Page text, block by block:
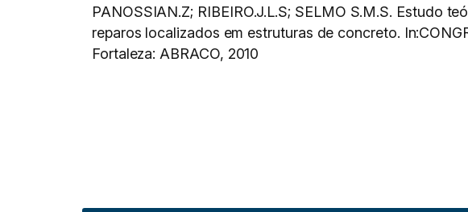
PANOSSIAN.Z; RIBEIRO.J.L.S; SELMO S.M.S. Estudo
reparos localizados em estruturas de concreto.
Fortaleza: ABRACO, 2010